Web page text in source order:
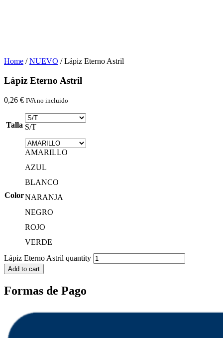
Home /NUEVO / Lápiz Eterno Astril
Lápiz Eterno Astril
0,26 € IVA no incluido
Talla S/T
Color
AMARILLO
AZUL
BLANCO
NARANJA
NEGRO
ROJO
VERDE
Lápiz Eterno Astril quantity
Add to cart
Formas de Pago